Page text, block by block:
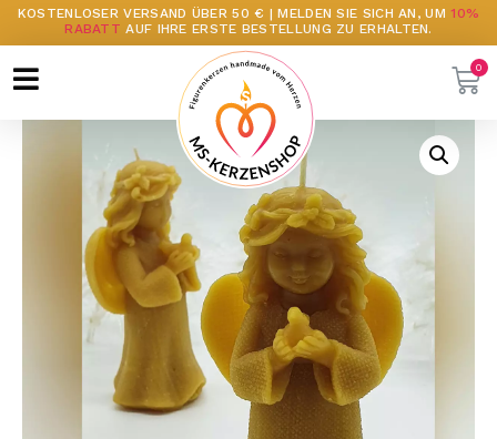
KOSTENLOSER VERSAND ÜBER 50 € | MELDEN SIE SICH AN, UM10%
RABATT AUF IHRE ERSTE BESTELLUNG ZU ERHALTEN.